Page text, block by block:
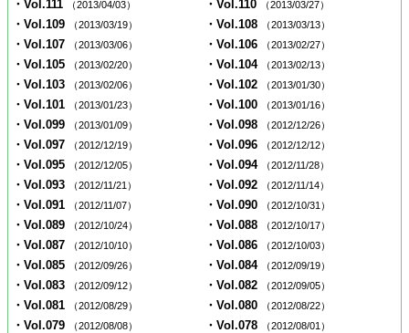
・Vol.111 （2013/04/03） ・Vol.110 （2013/03/27）
・Vol.109 （2013/03/19） ・Vol.108 （2013/03/13）
・Vol.107 （2013/03/06） ・Vol.106 （2013/02/27）
・Vol.105 （2013/02/20） ・Vol.104 （2013/02/13）
・Vol.103 （2013/02/06） ・Vol.102 （2013/01/30）
・Vol.101 （2013/01/23） ・Vol.100 （2013/01/16）
・Vol.099 （2013/01/09） ・Vol.098 （2012/12/26）
・Vol.097 （2012/12/19） ・Vol.096 （2012/12/12）
・Vol.095 （2012/12/05） ・Vol.094 （2012/11/28）
・Vol.093 （2012/11/21） ・Vol.092 （2012/11/14）
・Vol.091 （2012/11/07） ・Vol.090 （2012/10/31）
・Vol.089 （2012/10/24） ・Vol.088 （2012/10/17）
・Vol.087 （2012/10/10） ・Vol.086 （2012/10/03）
・Vol.085 （2012/09/26） ・Vol.084 （2012/09/19）
・Vol.083 （2012/09/12） ・Vol.082 （2012/09/05）
・Vol.081 （2012/08/29） ・Vol.080 （2012/08/22）
・Vol.079 （2012/08/08） ・Vol.078 （2012/08/01）